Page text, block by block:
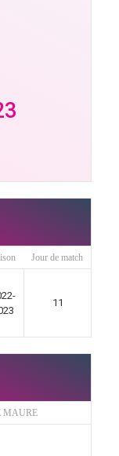
Jour de match
11
MAURE